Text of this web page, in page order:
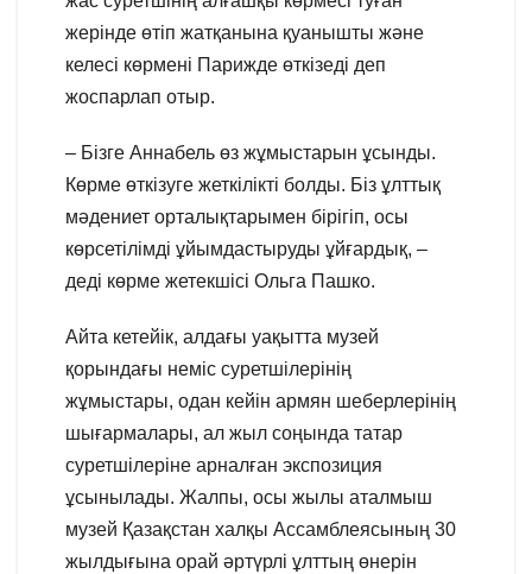
жерінде өтіп жатқанына қуанышты және
келесі көрмені Парижде өткізеді деп
жоспарлап отыр.
– Бізге Аннабель өз жұмыстарын ұсынды.
Көрме өткізуге жеткілікті болды. Біз ұлттық
мәдениет орталықтарымен бірігіп, осы
көрсетілімді ұйымдастыруды ұйғардық, –
деді көрме жетекшісі Ольга Пашко.
Айта кетейік, алдағы уақытта музей
қорындағы неміс суретшілерінің
жұмыстары, одан кейін армян шеберлерінің
шығармалары, ал жыл соңында татар
суретшілеріне арналған экспозиция
ұсынылады. Жалпы, осы жылы аталмыш
музей Қазақстан халқы Ассамблеясының 30
жылдығына орай әртүрлі ұлттың өнерін